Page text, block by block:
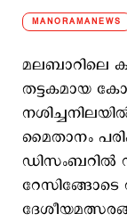
MANORAMANEWS
മലബാറിലെ
തട്ടകമായ
മൈതാനം
ഡിസംബറില്‍
റേസിങ്ങോടെ